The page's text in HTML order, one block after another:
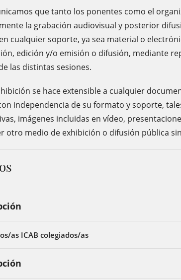
que tanto los ponentes como el
la grabación audiovisual y posterior
cualquier soporte, ya sea material o
edición y/o emisión o difusión, mediante
las distintas sesiones.
se hace extensible a cualquier
independencia de su formato y soporte,
imágenes incluidas en vídeo,
otro medio de exhibición o difusión pública
as ICAB colegiados/as